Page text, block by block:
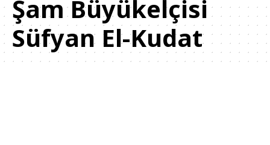
Şam Büyükelçisi
Süfyan El-Kudat